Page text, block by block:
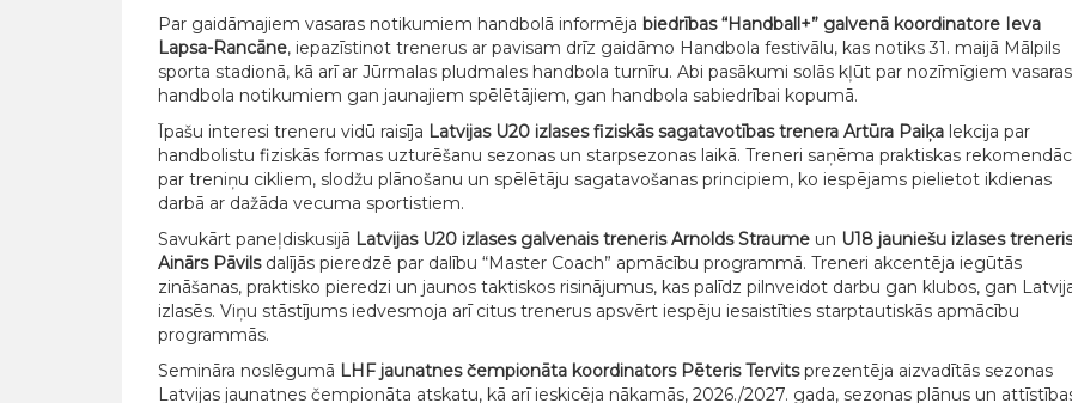
Par gaidāmajiem vasaras notikumiem handbolā informēja biedrības “Handball+” galvenā koordinatore Ieva
Lapsa-Rancāne, iepazīstinot trenerus ar pavisam drīz gaidāmo Handbola festivālu, kas notiks 31. maijā Mālpils
sporta stadionā, kā arī ar Jūrmalas pludmales handbola turnīru. Abi pasākumi solās kļūt par nozīmīgiem vasaras
handbola notikumiem gan jaunajiem spēlētājiem, gan handbola sabiedrībai kopumā.
Īpašu interesi treneru vidū raisīja Latvijas U20 izlases fiziskās sagatavotības trenera Artūra Paiķa lekcija par
handbolistu fiziskās formas uzturēšanu sezonas un starpsezonas laikā. Treneri saņēma praktiskas
par treniņu cikliem, slodžu plānošanu un spēlētāju sagatavošanas principiem, ko iespējams pielietot ikdienas
darbā ar dažāda vecuma sportistiem.
Savukārt paneļdiskusijā Latvijas U20 izlases galvenais treneris Arnolds Straume un U18 jauniešu izlases treneris
Ainārs Pāvils dalījās pieredzē par dalību “Master Coach” apmācību programmā. Treneri akcentēja iegūtās
zināšanas, praktisko pieredzi un jaunos taktiskos risinājumus, kas palīdz pilnveidot darbu gan klubos, gan
izlasēs. Viņu stāstījums iedvesmoja arī citus trenerus apsvērt iespēju iesaistīties starptautiskās apmācību
programmās.
Semināra noslēgumā LHF jaunatnes čempionāta koordinators Pēteris Tervitsprezentēja aizvadītās sezonas
Latvijas jaunatnes čempionāta atskatu, kā arī ieskicēja nākamās, 2026./2027. gada, sezonas plānus un